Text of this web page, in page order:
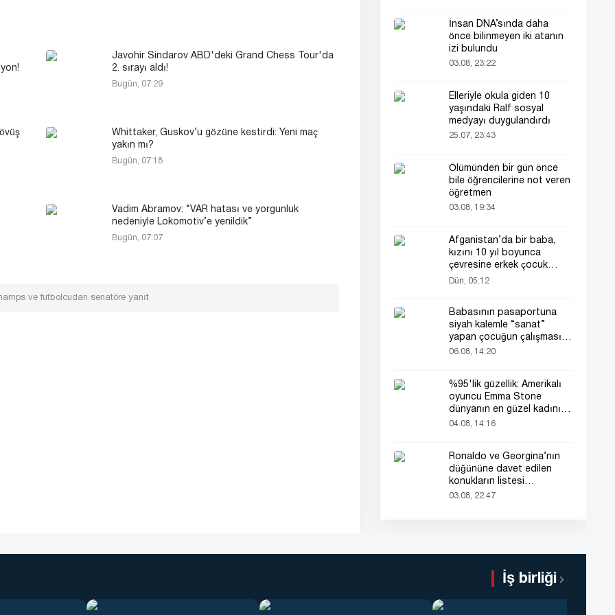
Javohir Sindarov ABD'deki Grand Chess Tour'da
2. sırayı aldı!
Bugün, 07:29
Whittaker, Guskov’u gözüne kestirdi: Yeni maç
yakın mı?
Bugün, 07:18
Vadim Abramov: “VAR hatası ve yorgunluk
nedeniyle Lokomotiv’e yenildik”
Bugün, 07:07
ve futbolcudan senatöre yanıt
İnsan DNA’sında daha
önce bilinmeyen iki atanın
izi bulundu
03.08, 23:22
Elleriyle okula giden 10
yaşındaki Ralf sosyal
medyayı duygulandırdı
25.07, 23:43
Ölümünden bir gün önce
bile öğrencilerine not veren
öğretmen
03.08, 19:34
Afganistan’da bir baba,
kızını 10 yıl boyunca
çevresine erkek çocuk
olarak tanıttı
Dün, 05:12
Babasının pasaportuna
siyah kalemle “sanat”
yapan çocuğun çalışması
herkesin dikkatini çekti
06.08, 14:20
%95'lik güzellik: Amerikalı
oyuncu Emma Stone
dünyanın en güzel kadını
seçildi!
04.08, 14:16
Ronaldo ve Georgina’nın
düğününe davet edilen
konukların listesi
gündemde
03.08, 22:47
İş birliği